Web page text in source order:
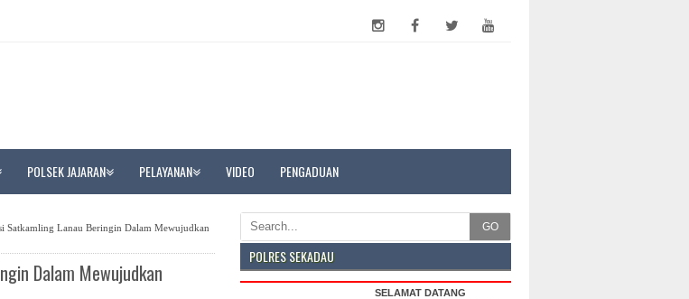
POLSEK JAJARAN PELAYANAN VIDEO PENGADUAN
Satkamling Lanau Beringin Dalam Mewujudkan
Dalam Mewujudkan
GO
POLRES SEKADAU
SELAMAT DATANG